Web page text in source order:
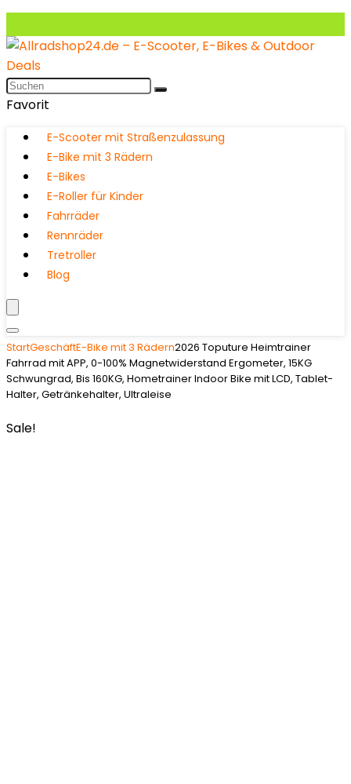
Favorit
E-Scooter mit Straßenzulassung
E-Bike mit 3 Rädern
E-Bikes
E-Roller für Kinder
Fahrräder
Rennräder
Tretroller
Blog
StartGeschäftE-Bike mit 3 Rädern2026 Toputure Heimtrainer
Fahrrad mit APP, 0-100% Magnetwiderstand Ergometer, 15KG
Schwungrad, Bis 160KG, Hometrainer Indoor Bike mit LCD, Tablet-
Halter, Getränkehalter, Ultraleise
Sale!